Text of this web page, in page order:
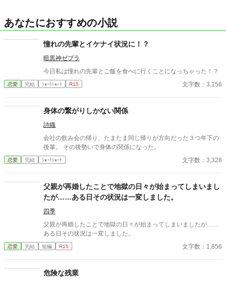
あなたにおすすめの小説
憧れの先輩とイケナイ状況に！？
暗黒神ゼブラ
今日私は憧れの先輩とご飯を食べに行くことになっちゃった！？
恋愛 完結 ｼｮｰﾄｼｮｰﾄ R15 文字数：3,156
身体の繋がりしかない関係
詩織
会社の飲み会の帰り、たまたま同じ帰りが方向だった３つ年下の
後輩。 その後勢いで身体の関係になった。
恋愛 完結 ｼｮｰﾄｼｮｰﾄ 文字数：3,328
父親が再婚したことで地獄の日々が始まってしまいまし
たが……ある日その状況は一変しました。
四季
父親が再婚したことで地獄の日々が始まってしまいましたが……
ある日その状況は一変しました。
恋愛 完結 短編 R15 文字数：1,856
危険な残業